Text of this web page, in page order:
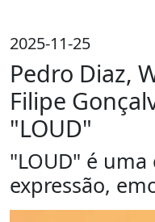
2025-11-25
Pedro Diaz,
Filipe
"LOUD"
"LOUD" é
expressão,